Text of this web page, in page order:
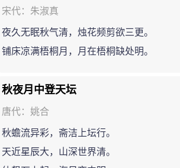
宋代：朱淑真
夜久无眠秋气清，烛花频剪欲三更。
铺床凉满梧桐月，月在梧桐缺处明。
秋夜月中登天坛
唐代：姚合
秋蟾流异彩，斋洁上坛行。
天近星辰大，山深世界清。